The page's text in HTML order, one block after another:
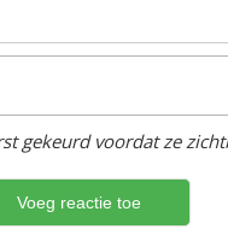
gekeurd voordat ze